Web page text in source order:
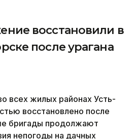
восстановили в
после урагана
всех жилых районах Усть-
восстановлено после
бригады продолжают
непогоды на дачных